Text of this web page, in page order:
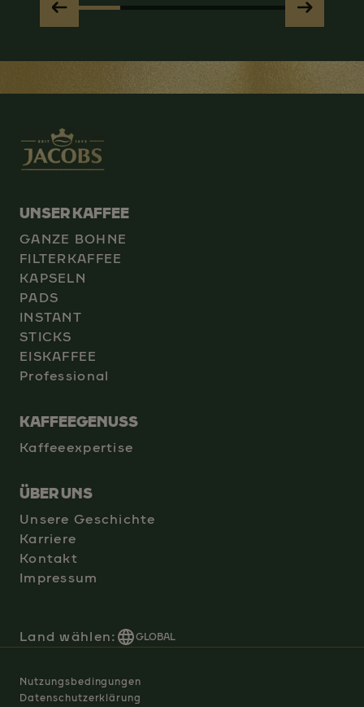
UNSER KAFFEE
GANZE BOHNE
FILTERKAFFEE
KAPSELN
PADS
INSTANT
STICKS
EISKAFFEE
Professional
KAFFEEGENUSS
Kaffeeexpertise
ÜBER UNS
Unsere Geschichte
Karriere
Kontakt
Impressum
Land wählen: GLOBAL
Nutzungsbedingungen
Datenschutzerklärung